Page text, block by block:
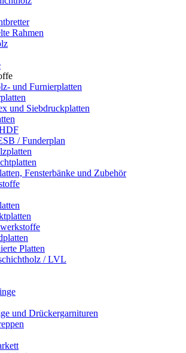
Rahmen
und Furnierplatten
und Siebdruckplatten
/ Funderplan
Fensterbänke und Zubehör
Platten
/ LVL
und Drückergarnituren